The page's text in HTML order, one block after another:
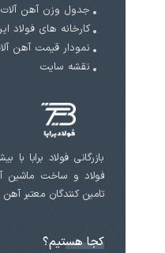
جدول وزن آهن آلات
کارخانه های فولاد
نمودار قیمت آهن
نقشه سایت
فولاد و ساخت ماشین
تامین کنندگان معتبر
کجا هستیم؟